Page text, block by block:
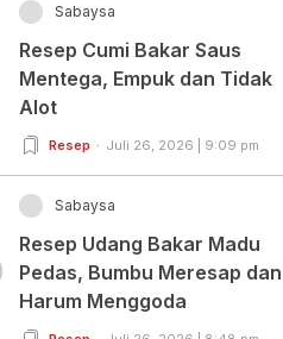
Sabaysa
Resep Cumi Bakar Saus
Mentega, Empuk dan Tidak
Alot
Resep Juli 26, 2026 | 9:09 pm
Sabaysa
Resep Udang Bakar Madu
Pedas, Bumbu Meresap dan
Harum Menggoda